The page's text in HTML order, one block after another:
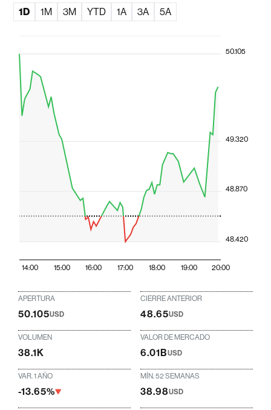
1D 1M 3M YTD 1A 3A 5A
14:00 15:00 16:00 17:00 18:00 19:00 20:00
48.420
48.870
49.320
50.105
APERTURA
50.105USD
CIERRE ANTERIOR
48.65USD
VOLUMEN
38.1K
VALOR DE MERCADO
6.01BUSD
VAR. 1 AÑO
-13.65%
MÍN. 52 SEMANAS
38.98USD